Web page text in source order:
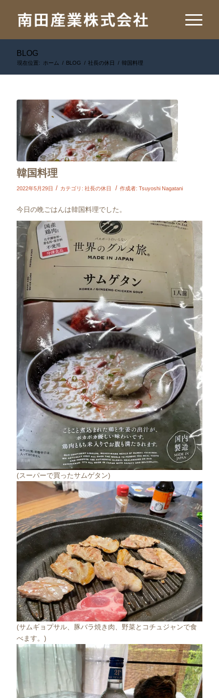
BLOG
現在位置: ホーム / BLOG / 社長の休日 / 韓国料理
韓国料理
2022年5月29日 / カテゴリ: 社長の休日 / 作成者: Tsuyoshi Nagatani
今日の晩ごはんは韓国料理でした。
(スーパーで買ったサムゲタン)
(サムギョプサル、豚バラ焼き肉、野菜とコチュジャンで食
べます。)